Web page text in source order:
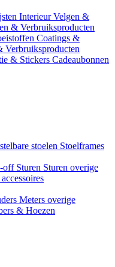
InterieurVelgen &
& Verbruiksproducten
Coatings &
Verbruiksproducten
& Stickers Cadeaubonnen
stoelen Stoelframes
off Sturen Sturen overige
Meters overige
& Hoezen